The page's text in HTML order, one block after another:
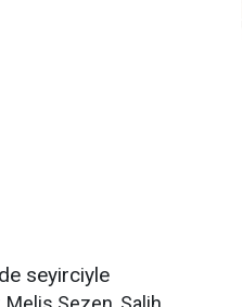
seyirciyle